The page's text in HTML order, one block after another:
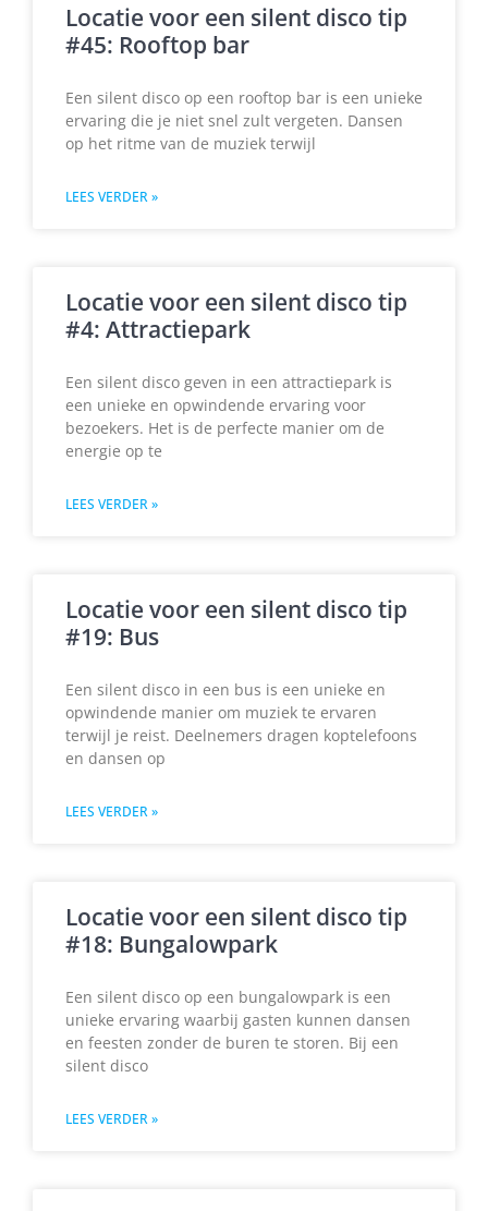
Locatie voor een silent disco tip
#45: Rooftop bar
Een silent disco op een rooftop bar is een unieke
ervaring die je niet snel zult vergeten. Dansen
op het ritme van de muziek terwijl
LEES VERDER »
Locatie voor een silent disco tip
#4: Attractiepark
Een silent disco geven in een attractiepark is
een unieke en opwindende ervaring voor
bezoekers. Het is de perfecte manier om de
energie op te
LEES VERDER »
Locatie voor een silent disco tip
#19: Bus
Een silent disco in een bus is een unieke en
opwindende manier om muziek te ervaren
terwijl je reist. Deelnemers dragen koptelefoons
en dansen op
LEES VERDER »
Locatie voor een silent disco tip
#18: Bungalowpark
Een silent disco op een bungalowpark is een
unieke ervaring waarbij gasten kunnen dansen
en feesten zonder de buren te storen. Bij een
silent disco
LEES VERDER »